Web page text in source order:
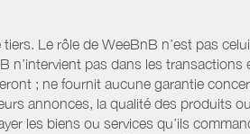
Le rôle de WeeBnB n’est pas
pas dans les
; ne fournit aucune garantie
annonces, la qualité des produits
les biens ou services qu’ils